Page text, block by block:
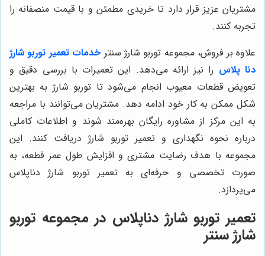
مشتریان عزیز قرار دارد تا خریدی مطمئن و با قیمت منصفانه را
تجربه کنند.
علاوه بر فروش، مجموعه توربو شارژ سنتر خدمات تعمیر توربو شارژ
دنا پلاس را نیز ارائه می‌دهد. این تعمیرات با بررسی دقیق و
تعویض قطعات معیوب انجام می‌شود تا توربو شارژ به بهترین
شکل ممکن به کار خود ادامه دهد. مشتریان می‌توانند با مراجعه
به این مرکز از مشاوره رایگان بهره‌مند شوند و اطلاعات کاملی
درباره نحوه نگهداری و تعمیر توربو شارژ دریافت کنند. این
مجموعه با هدف رضایت مشتری و افزایش طول عمر قطعه، به
صورت تخصصی و حرفه‌ای به تعمیر توربو شارژ دناپلاس
می‌پردازد.
تعمیر توربو شارژ دناپلاس در مجموعه توربو
شارژ سنتر